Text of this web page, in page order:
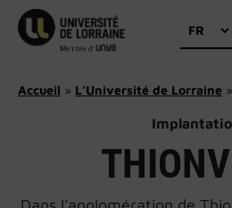
Aller
contenu
Choisir
une
Accueil » L’Université de Lorraine »